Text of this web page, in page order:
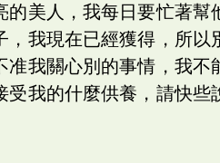
的美人，我每日要忙著幫
我現在已經獲得，所以
我關心別的事情，我不
我的什麼供養，請快些